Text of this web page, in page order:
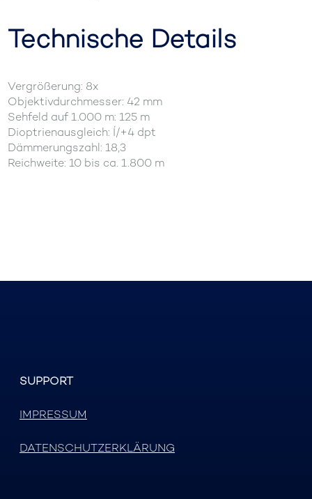
Technische Details
Vergrößerung: 8x
Objektivdurchmesser: 42 mm
Sehfeld auf 1.000 m: 125 m
Dioptrienausgleich: Í/+4 dpt
Dämmerungszahl: 18,3
Reichweite: 10 bis ca. 1.800 m
SUPPORT
IMPRESSUM
DATENSCHUTZERKLÄRUNG